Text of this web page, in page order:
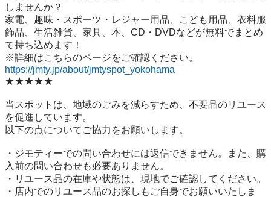
しませんか？
家電、趣味・スポーツ・レジャー用品、こども用品、衣料服
飾品、生活雑貨、家具、本、CD・DVDなどが無料でまとめ
て持ち込めます！
https://jmty.jp/about/jmtyspot_yokohama
★★★★★
当スポットは、地域のごみを減らすため、不要品のリユース
を促進しています。
以下の点についてご協力をお願いします。
・ジモティーでの問い合わせには返信できません。また、購
入前の問い合わせも必要ありません。
・リユース品の在庫や状態は、現地でご確認してください。
・店内でのリユース品のお探しもご自身でお願いいたしま